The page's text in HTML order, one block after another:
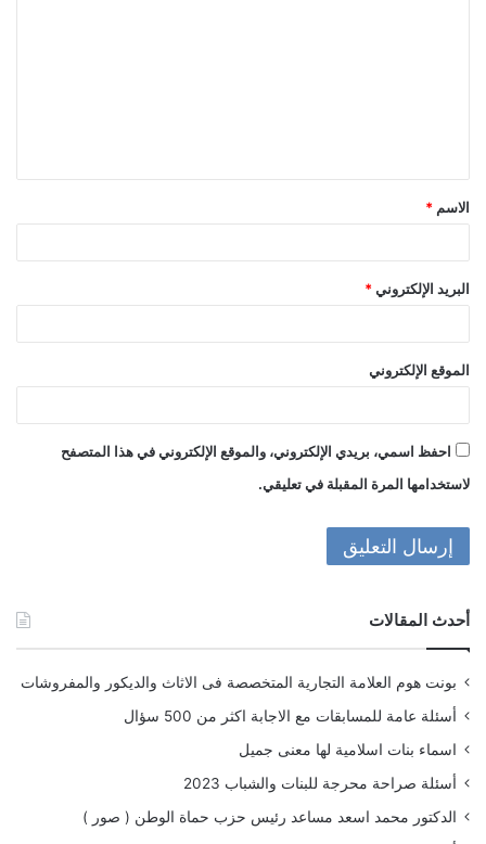
ق
*
الاسم *
البريد الإلكتروني *
الموقع الإلكتروني
احفظ اسمي، بريدي الإلكتروني، والموقع الإلكتروني في هذا المتصفح
لاستخدامها المرة المقبلة في تعليقي.
أحدث المقالات
بونت هوم العلامة التجارية المتخصصة فى الاثاث والديكور والمفروشات
أسئلة عامة للمسابقات مع الاجابة اكثر من 500 سؤال
اسماء بنات اسلامية لها معنى جميل
أسئلة صراحة محرجة للبنات والشباب 2023
الدكتور محمد اسعد مساعد رئيس حزب حماة الوطن ( صور )